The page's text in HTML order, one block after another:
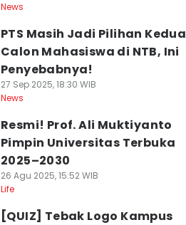
News
PTS Masih Jadi Pilihan Kedua
Calon Mahasiswa di NTB, Ini
Penyebabnya!
27 Sep 2025, 18:30 WIB
News
Resmi! Prof. Ali Muktiyanto
Pimpin Universitas Terbuka
2025–2030
26 Agu 2025, 15:52 WIB
Life
[QUIZ] Tebak Logo Kampus